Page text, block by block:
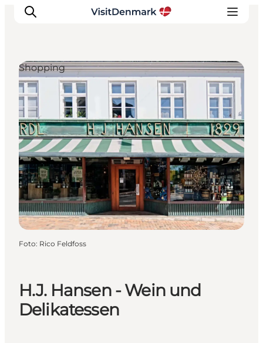
Inspiration
Regionen
Erlebnisse
Unterkünfte
Reiseplanung
H.J. Hansen - Wein und
Delikatessen
Shopping
Foto: Rico Feldfoss